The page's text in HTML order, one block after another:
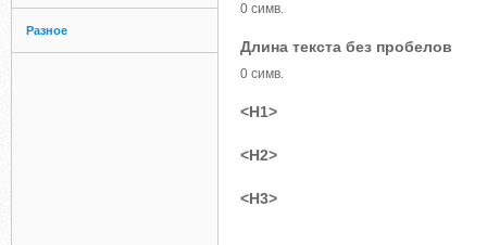
Разное
0 симв.
Длина текста без пробелов
0 симв.
<H1>
<H2>
<H3>